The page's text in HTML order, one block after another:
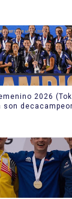
2026
son